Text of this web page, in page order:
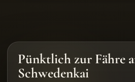
Pünktlich zur Fähre
Schwedenkai